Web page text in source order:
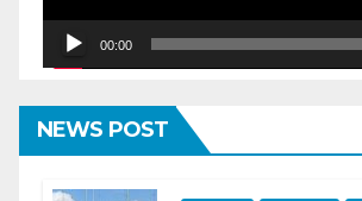
00:00
NEWS POST